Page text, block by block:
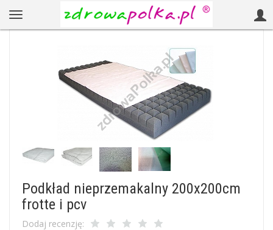
Podkład nieprzemakalny 200x200cm
frotte i pcv
Dodaj recenzję: